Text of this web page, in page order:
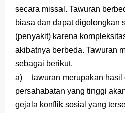
secara missal. Tawuran
biasa dan dapat digolongkan
(penyakit) karena
akibatnya berbeda. Tawuran
sebagai berikut.
a)
tawuran merupakan hasil
persahabatan yang tinggi
gejala konflik sosial yang